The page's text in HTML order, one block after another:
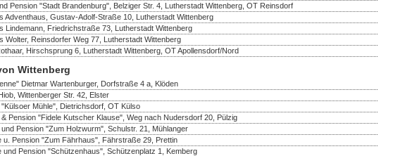
Pension "Stadt Brandenburg", Belziger Str. 4, Lutherstadt Wittenberg, OT Reinsdorf
Adventhaus, Gustav-Adolf-Straße 10, Lutherstadt Wittenberg
Lindemann, Friedrichstraße 73, Lutherstadt Wittenberg
Wolter, Reinsdorfer Weg 77, Lutherstadt Wittenberg
Hirschsprung 6, Lutherstadt Wittenberg, OT Apollensdorf/Nord
Wittenberg
Dietmar Wartenburger, Dorfstraße 4 a, Klöden
Wittenberger Str. 42, Elster
Mühle", Dietrichsdorf, OT Külso
Pension "Fidele Kutscher Klause", Weg nach Nudersdorf 20, Pülzig
Pension "Zum Holzwurm", Schulstr. 21, Mühlanger
u. Pension "Zum Fährhaus", Fährstraße 29, Prettin
und Pension "Schützenhaus", Schützenplatz 1, Kemberg